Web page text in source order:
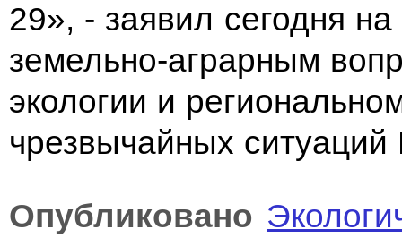
29», - заявил сегодня
земельно-аграрным
экологии и
чрезвычайных
Опубликовано